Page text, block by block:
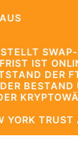
IST
DER
YORK TRUST